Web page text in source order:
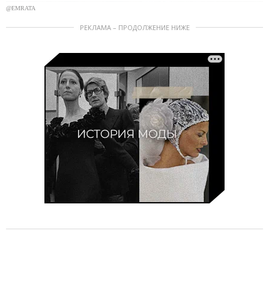
@EMRATA
РЕКЛАМА – ПРОДОЛЖЕНИЕ НИЖЕ